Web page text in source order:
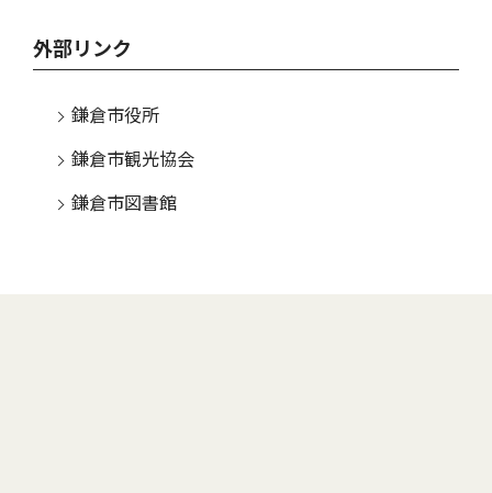
外部リンク
鎌倉市役所
鎌倉市観光協会
鎌倉市図書館